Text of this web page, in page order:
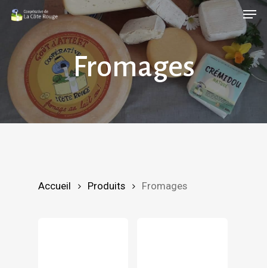
Skip
main
content
Fromages
Accueil Produits Fromages